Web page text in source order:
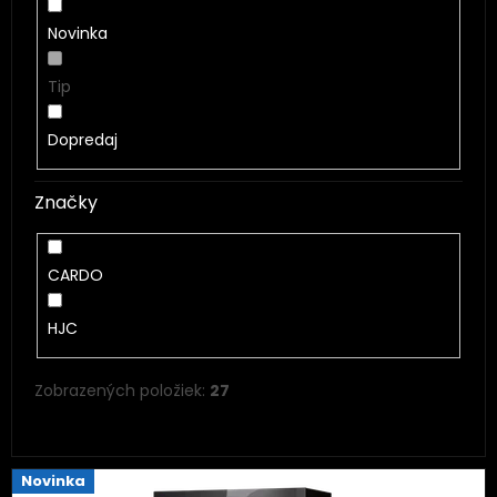
Novinka
Tip
Dopredaj
Značky
CARDO
HJC
Zobrazených položiek: 27
VNovinka